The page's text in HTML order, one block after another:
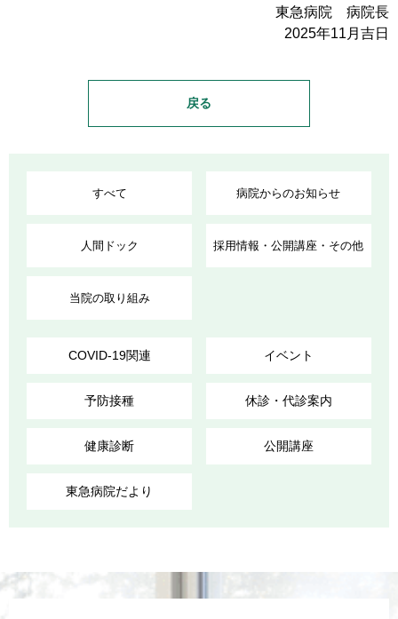
東急病院 病院長
2025年11月吉日
戻る
すべて 病院からのお知らせ
人間ドック 採用情報・公開講座・その他
当院の取り組み
COVID-19関連 イベント
予防接種 休診・代診案内
健康診断 公開講座
東急病院だより